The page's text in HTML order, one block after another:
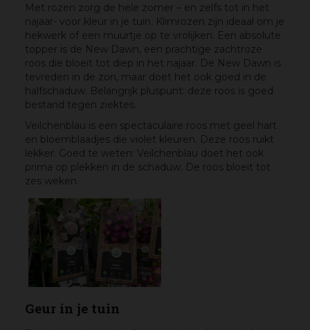
Met rozen zorg de hele zomer – en zelfs tot in het
najaar- voor kleur in je tuin. Klimrozen zijn ideaal om je
hekwerk of een muurtje op te vrolijken. Een absolute
topper is de New Dawn, een prachtige zachtroze
roos die bloeit tot diep in het najaar. De New Dawn is
tevreden in de zon, maar doet het ook goed in de
halfschaduw. Belangrijk pluspunt: deze roos is goed
bestand tegen ziektes.
Veilchenblau is een spectaculaire roos met geel hart
en bloemblaadjes die violet kleuren. Deze roos ruikt
lekker. Goed te weten: Veilchenblau doet het ook
prima op plekken in de schaduw. De roos bloeit tot
zes weken.
Geur in je tuin